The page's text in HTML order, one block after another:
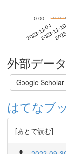
2023-11-042023-11-10
0.00
外部デー
Google Scholar
はてなブ
[あとで読む]